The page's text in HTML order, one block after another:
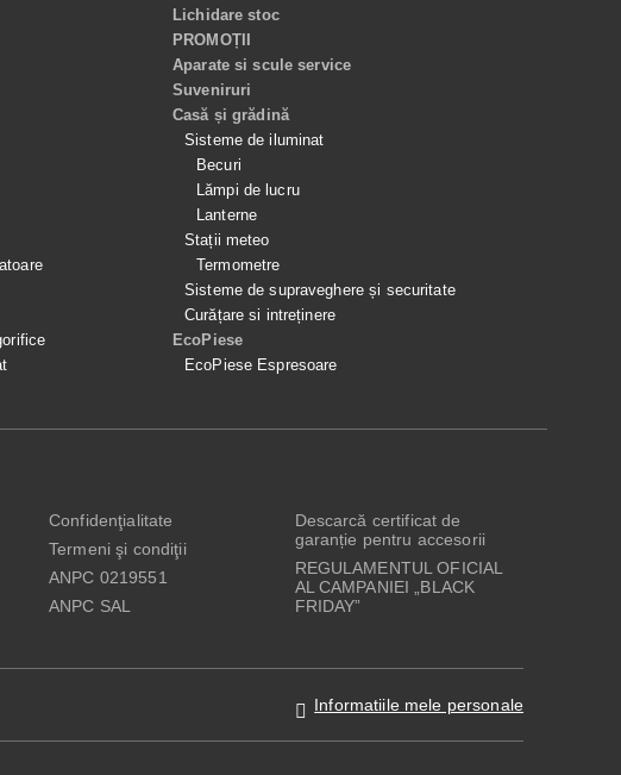
Lichidare stoc
PROMOȚII
Aparate si scule service
Suveniruri
Casă și grădină
Sisteme de iluminat
Becuri
Lămpi de lucru
Lanterne
Stații meteo
Termometre
Sisteme de supraveghere și securitate
Curățare si intreținere
EcoPiese
EcoPiese Espresoare
Confidenţialitate
Termeni şi condiţii
ANPC 0219551
ANPC SAL
Descarcă certificat de
garanție pentru accesorii
REGULAMENTUL OFICIAL
AL CAMPANIEI „BLACK
FRIDAY”
Informatiile mele personale